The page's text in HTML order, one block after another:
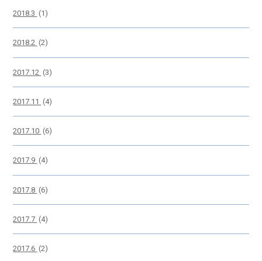
2018.3 (1)
2018.2 (2)
2017.12 (3)
2017.11 (4)
2017.10 (6)
2017.9 (4)
2017.8 (6)
2017.7 (4)
2017.6 (2)